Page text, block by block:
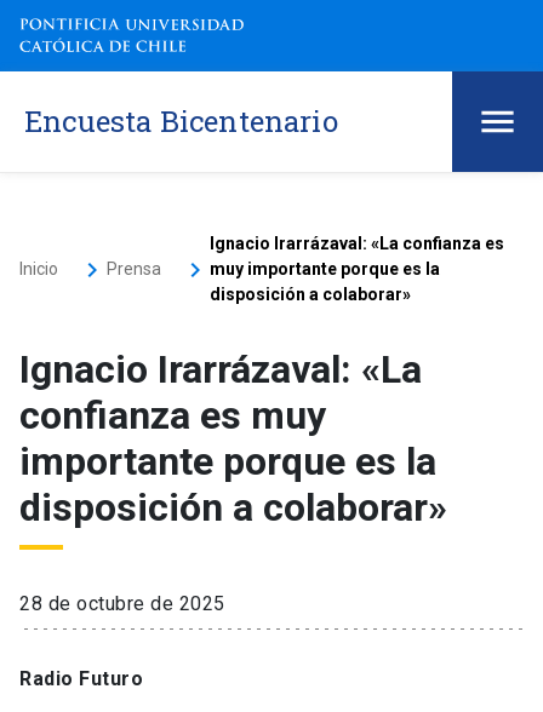
Encuesta Bicentenario
Inicio keyboard_arrow_right Prensa keyboard_arrow_right
Ignacio Irarrázaval: «La confianza es
muy importante porque es la
disposición a colaborar»
Ignacio Irarrázaval: «La
confianza es muy
importante porque es la
disposición a colaborar»
28 de octubre de 2025
Radio Futuro